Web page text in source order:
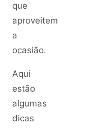
que
aproveitem
a
ocasião.
Aqui
estão
algumas
dicas